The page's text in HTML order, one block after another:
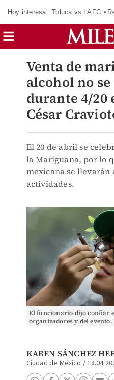
Hoy interesa: Toluca vs LAFC
Venta de
alcohol no
durante 4/20
César
El 20 de abril se
la Mariguana, por lo
mexicana se llevarán
actividades.
El funcionario dijo confiar
organizadores y del
KAREN SÁNCHEZ
Ciudad de México /